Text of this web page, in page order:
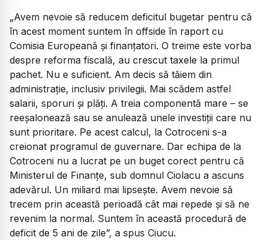
„Avem nevoie să reducem deficitul bugetar pentru că
în acest moment suntem în offside în raport cu
Comisia Europeană și finanțatori. O treime este vorba
despre reforma fiscală, au crescut taxele la primul
pachet. Nu e suficient. Am decis să tăiem din
administrație, inclusiv privilegii. Mai scădem astfel
salarii, sporuri și plăți. A treia componentă mare – se
reeșalonează sau se anulează unele investiții care nu
sunt prioritare. Pe acest calcul, la Cotroceni s-a
creionat programul de guvernare. Dar echipa de la
Cotroceni nu a lucrat pe un buget corect pentru că
Ministerul de Finanțe, sub domnul Ciolacu a ascuns
adevărul. Un miliard mai lipsește. Avem nevoie să
trecem prin această perioadă cât mai repede și să ne
revenim la normal. Suntem în această procedură de
deficit de 5 ani de zile”, a spus Ciucu.